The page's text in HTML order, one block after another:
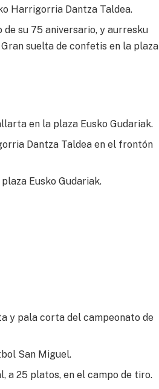
Harrigorria Dantza Taldea.
su 75 aniversario, y aurresku
suelta de confetis en la plaza
en la plaza Eusko Gudariak.
Dantza Taldea en el frontón
Eusko Gudariak.
y pala corta del campeonato de
San Miguel.
a 25 platos, en el campo de tiro.